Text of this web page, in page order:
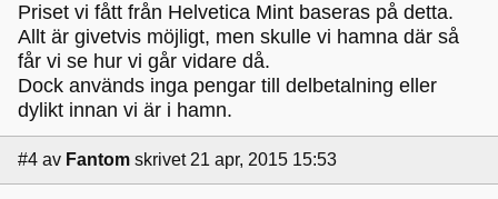
Priset vi fått från Helvetica Mint baseras på detta.
Allt är givetvis möjligt, men skulle vi hamna där så
får vi se hur vi går vidare då.
Dock används inga pengar till delbetalning eller
dylikt innan vi är i hamn.
#4 av Fantom skrivet 21 apr, 2015 15:53